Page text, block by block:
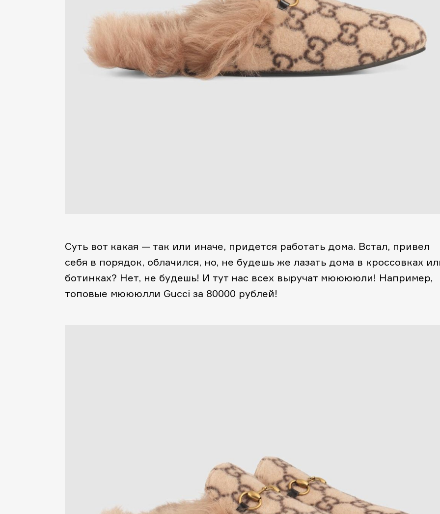
Суть вот какая — так или иначе, придется работать дома. Встал, привел
себя в порядок, облачился, но, не будешь же лазать дома в кроссовках
ботинках? Нет, не будешь! И тут нас всех выручат мююююли! Например,
топовые мюююлли Gucci за 80000 рублей!